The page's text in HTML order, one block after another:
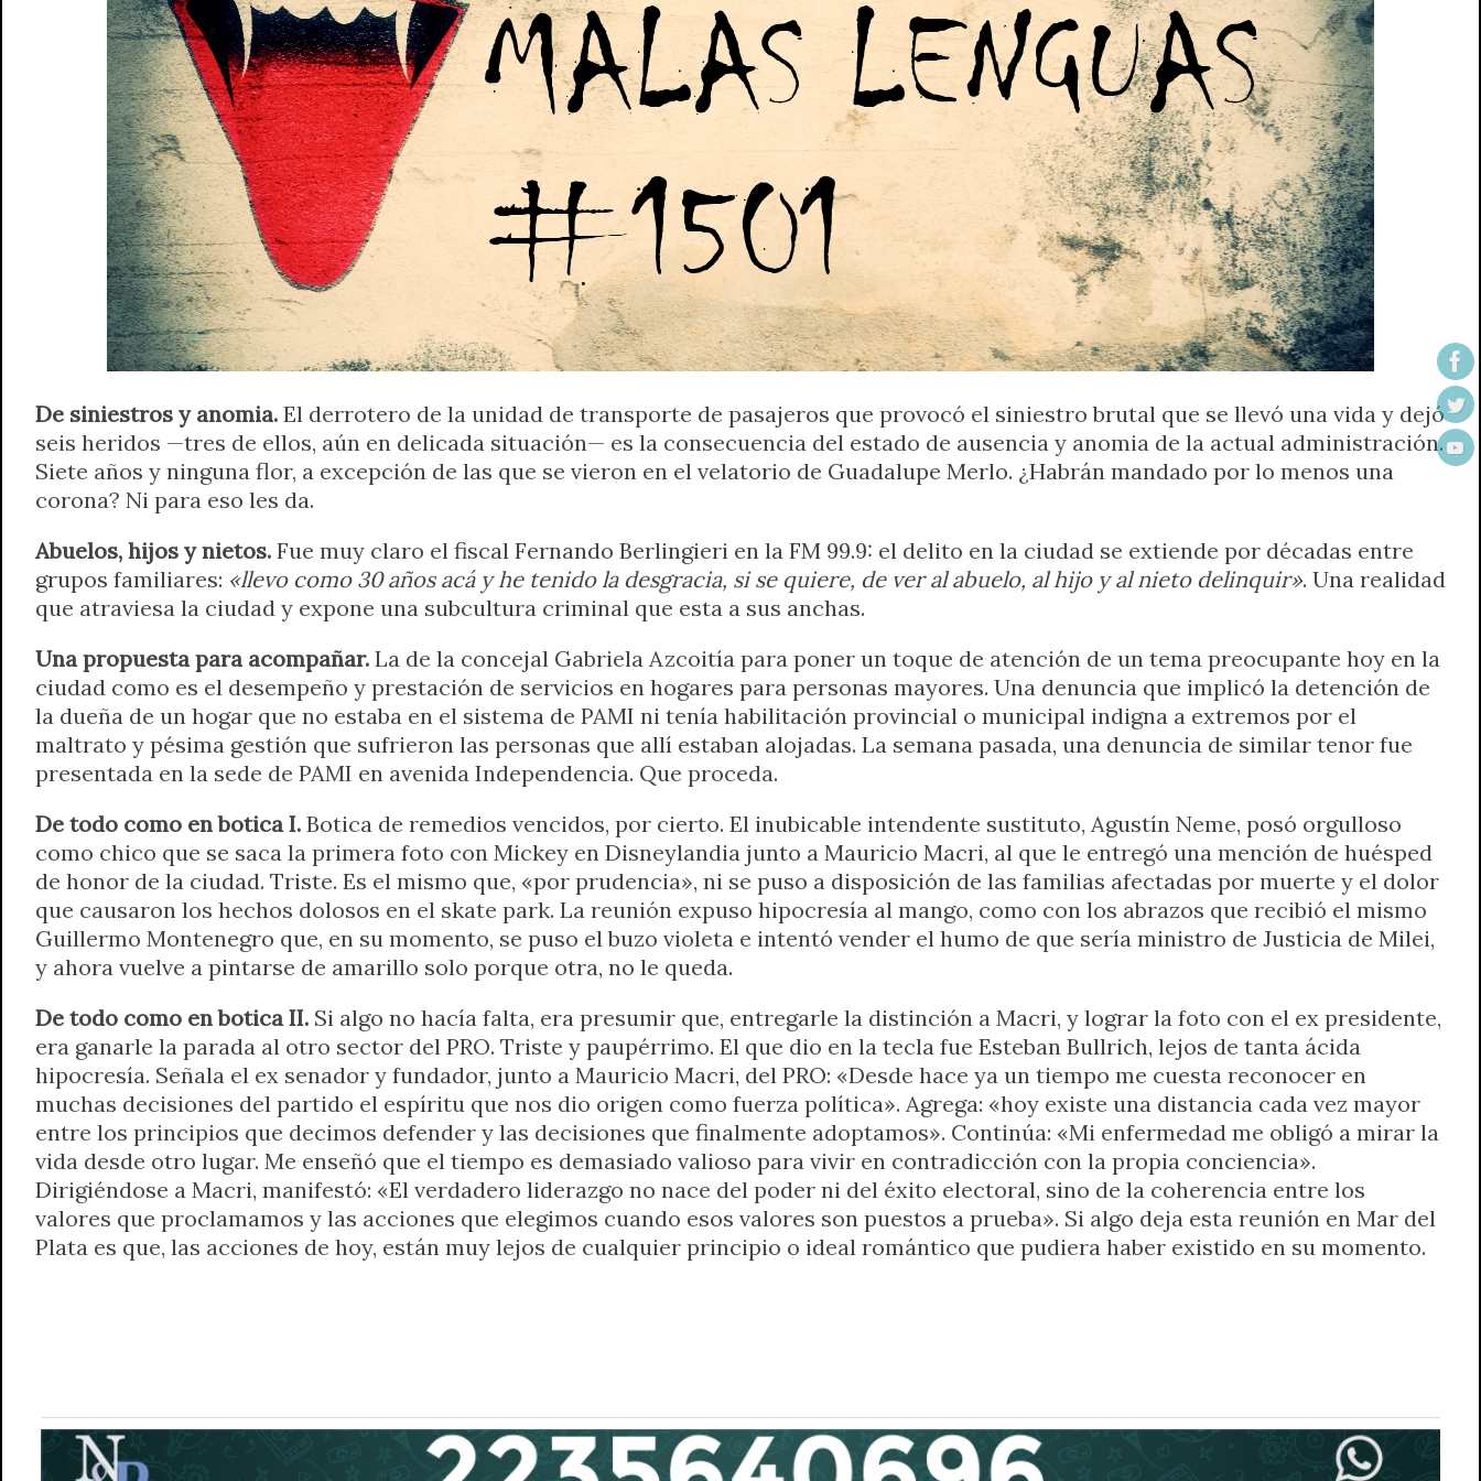
r
a
m
e
r
o
o
k
n
g
e
r
i
n
k
F
r
i
e
n
d
l
y
De siniestros y anomia. El derrotero de la unidad de transporte de pasajeros que provocó el siniestro brutal que se llevó una vida y dejó
seis heridos —tres de ellos, aún en delicada situación— es la consecuencia del estado de ausencia y anomia de la actual administración.
Siete años y ninguna flor, a excepción de las que se vieron en el velatorio de Guadalupe Merlo. ¿Habrán mandado por lo menos una
corona? Ni para eso les da.
Abuelos, hijos y nietos. Fue muy claro el fiscal Fernando Berlingieri en la FM 99.9: el delito en la ciudad se extiende por décadas entre
grupos familiares: «llevo como 30 años acá y he tenido la desgracia, si se quiere, de ver al abuelo, al hijo y al nieto delinquir». Una realidad
que atraviesa la ciudad y expone una subcultura criminal que esta a sus anchas.
Una propuesta para acompañar. La de la concejal Gabriela Azcoitía para poner un toque de atención de un tema preocupante hoy en la
ciudad como es el desempeño y prestación de servicios en hogares para personas mayores. Una denuncia que implicó la detención de
la dueña de un hogar que no estaba en el sistema de PAMI ni tenía habilitación provincial o municipal indigna a extremos por el
maltrato y pésima gestión que sufrieron las personas que allí estaban alojadas. La semana pasada, una denuncia de similar tenor fue
presentada en la sede de PAMI en avenida Independencia. Que proceda.
De todo como en botica I. Botica de remedios vencidos, por cierto. El inubicable intendente sustituto, Agustín Neme, posó orgulloso
como chico que se saca la primera foto con Mickey en Disneylandia junto a Mauricio Macri, al que le entregó una mención de huésped
de honor de la ciudad. Triste. Es el mismo que, «por prudencia», ni se puso a disposición de las familias afectadas por muerte y el dolor
que causaron los hechos dolosos en el skate park. La reunión expuso hipocresía al mango, como con los abrazos que recibió el mismo
Guillermo Montenegro que, en su momento, se puso el buzo violeta e intentó vender el humo de que sería ministro de Justicia de Milei,
y ahora vuelve a pintarse de amarillo solo porque otra, no le queda.
De todo como en botica II. Si algo no hacía falta, era presumir que, entregarle la distinción a Macri, y lograr la foto con el ex presidente,
era ganarle la parada al otro sector del PRO. Triste y paupérrimo. El que dio en la tecla fue Esteban Bullrich, lejos de tanta ácida
hipocresía. Señala el ex senador y fundador, junto a Mauricio Macri, del PRO: «Desde hace ya un tiempo me cuesta reconocer en
muchas decisiones del partido el espíritu que nos dio origen como fuerza política». Agrega: «hoy existe una distancia cada vez mayor
entre los principios que decimos defender y las decisiones que finalmente adoptamos». Continúa: «Mi enfermedad me obligó a mirar la
vida desde otro lugar. Me enseñó que el tiempo es demasiado valioso para vivir en contradicción con la propia conciencia».
Dirigiéndose a Macri, manifestó: «El verdadero liderazgo no nace del poder ni del éxito electoral, sino de la coherencia entre los
valores que proclamamos y las acciones que elegimos cuando esos valores son puestos a prueba». Si algo deja esta reunión en Mar del
Plata es que, las acciones de hoy, están muy lejos de cualquier principio o ideal romántico que pudiera haber existido en su momento.